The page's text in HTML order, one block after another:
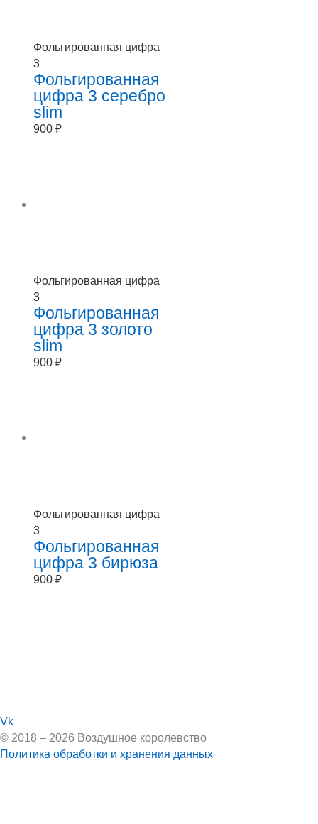
Фольгированная цифра
3
Фольгированная
цифра 3 серебро
slim
900 ₽
Фольгированная цифра
3
Фольгированная
цифра 3 золото
slim
900 ₽
Фольгированная цифра
3
Фольгированная
цифра 3 бирюза
900 ₽
Vk
© 2018 – 2026 Воздушное королевство
Политика обработки и хранения данных